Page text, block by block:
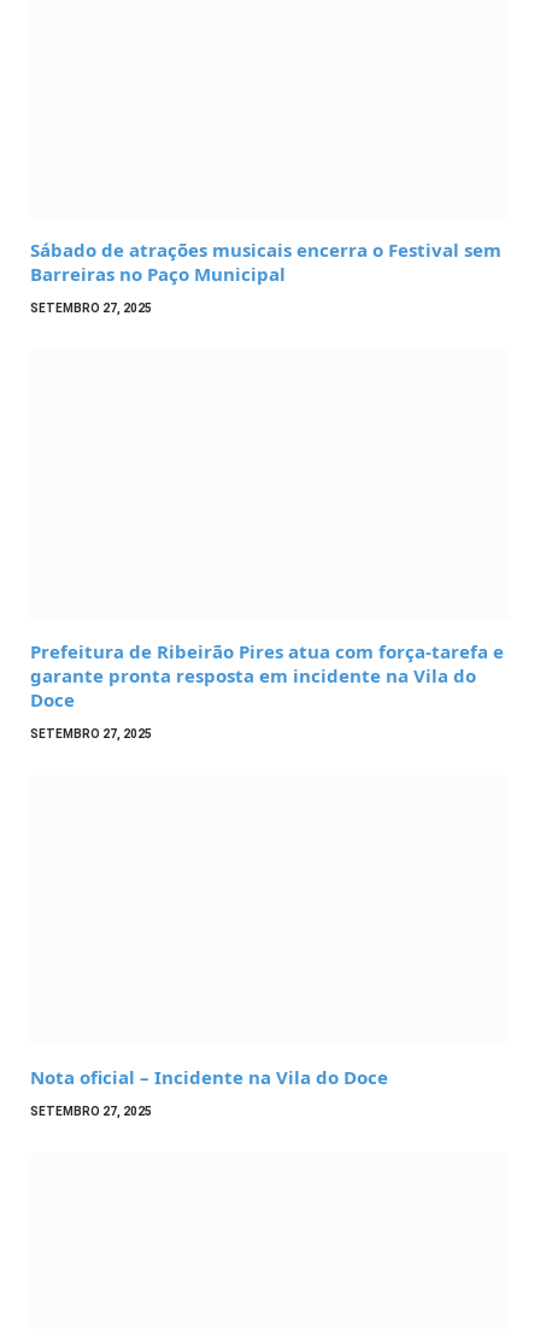
Sábado de atrações musicais encerra o Festival sem
Barreiras no Paço Municipal
SETEMBRO 27, 2025
Prefeitura de Ribeirão Pires atua com força-tarefa e
garante pronta resposta em incidente na Vila do
Doce
SETEMBRO 27, 2025
Nota oficial – Incidente na Vila do Doce
SETEMBRO 27, 2025